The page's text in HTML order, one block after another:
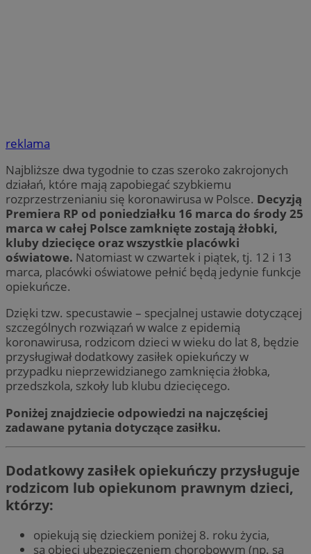
reklama
Najbliższe dwa tygodnie to czas szeroko zakrojonych
działań, które mają zapobiegać szybkiemu
rozprzestrzenianiu się koronawirusa w Polsce. Decyzją
Premiera RP od poniedziałku 16 marca do środy 25
marca w całej Polsce zamknięte zostają żłobki,
kluby dziecięce oraz wszystkie placówki
oświatowe. Natomiast w czwartek i piątek, tj. 12 i 13
marca, placówki oświatowe pełnić będą jedynie funkcje
opiekuńcze.
Dzięki tzw. specustawie – specjalnej ustawie dotyczącej
szczególnych rozwiązań w walce z epidemią
koronawirusa, rodzicom dzieci w wieku do lat 8, będzie
przysługiwał dodatkowy zasiłek opiekuńczy w
przypadku nieprzewidzianego zamknięcia żłobka,
przedszkola, szkoły lub klubu dziecięcego.
Poniżej znajdziecie odpowiedzi na najczęściej
zadawane pytania dotyczące zasiłku.
Dodatkowy zasiłek opiekuńczy przysługuje
rodzicom lub opiekunom prawnym dzieci,
którzy:
opiekują się dzieckiem poniżej 8. roku życia,
są objęci ubezpieczeniem chorobowym (np. są